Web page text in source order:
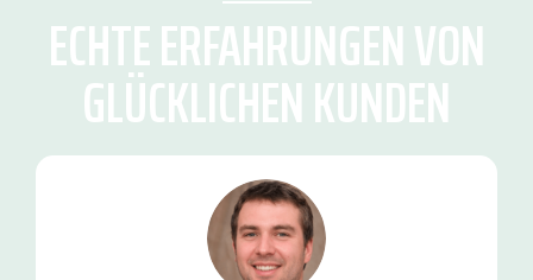
ECHTE ERFAHRUNGEN VON
GLÜCKLICHEN KUNDEN